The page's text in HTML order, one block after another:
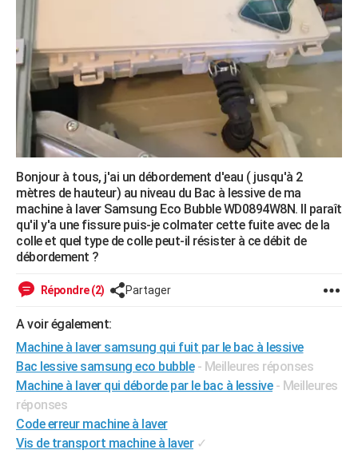
PHOTO
GUIDES D'ACHAT
BONS PLANS
CARTE DE VOEUX
Carte de Noël
Carte Bonne année
Carte Saint-Valentin
Carte Pâques
Carte d'anniversaire
DICTIONNAIRE
Dictionnaire
Biographies
Citations
Expressions
Proverbes
PROGRAMME TV
COPAINS D'AVANT
S'inscrire
Se connecter
Lycées
Collèges
Primaires
Universités
Entreprises
Service militaire
Avis de recherche
AVIS DE DÉCÈS
Bonjour à tous, j'ai un débordement d'eau ( jusqu'à 2
mètres de hauteur) au niveau du Bac à lessive de ma
machine à laver Samsung Eco Bubble WD0894W8N. Il paraît
qu'il y'a une fissure puis-je colmater cette fuite avec de la
colle et quel type de colle peut-il résister à ce débit de
débordement ?
Répondre (2) Partager
A voir également:
Machine à laver samsung qui fuit par le bac à lessive
Bac lessive samsung eco bubble - Meilleures réponses
Machine à laver qui déborde par le bac à lessive - Meilleures
réponses
Code erreur machine à laver
Vis de transport machine à laver ✓